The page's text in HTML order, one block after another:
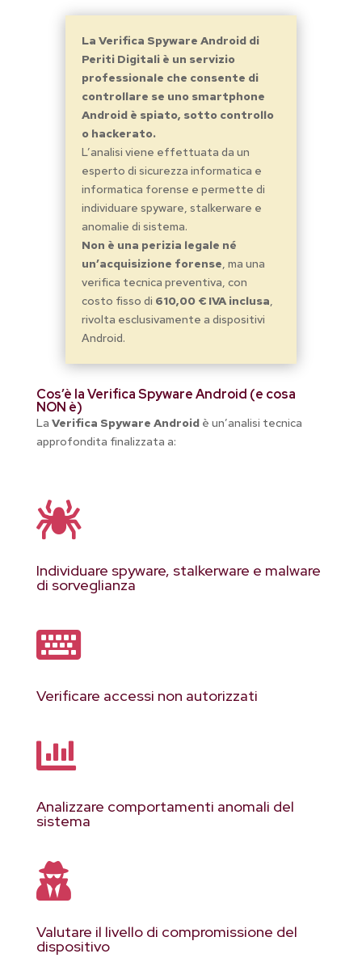
La Verifica Spyware Android di
Periti Digitali è un servizio
professionale che consente di
controllare se uno smartphone
Android è spiato, sotto controllo
o hackerato.
L’analisi viene effettuata da un
esperto di sicurezza informatica e
informatica forense e permette di
individuare spyware, stalkerware e
anomalie di sistema.
Non è una perizia legale né
un’acquisizione forense, ma una
verifica tecnica preventiva, con
costo fisso di 610,00 € IVA inclusa,
rivolta esclusivamente a dispositivi
Android.
Cos’è la Verifica Spyware Android (e cosa
NON è)
La Verifica Spyware Androidè un’analisi tecnica
approfondita finalizzata a:

Individuare spyware, stalkerware e malware
di sorveglianza

Verificare accessi non autorizzati

Analizzare comportamenti anomali del
sistema

Valutare il livello di compromissione del
dispositivo